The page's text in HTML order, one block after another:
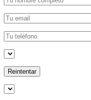
Reintentar